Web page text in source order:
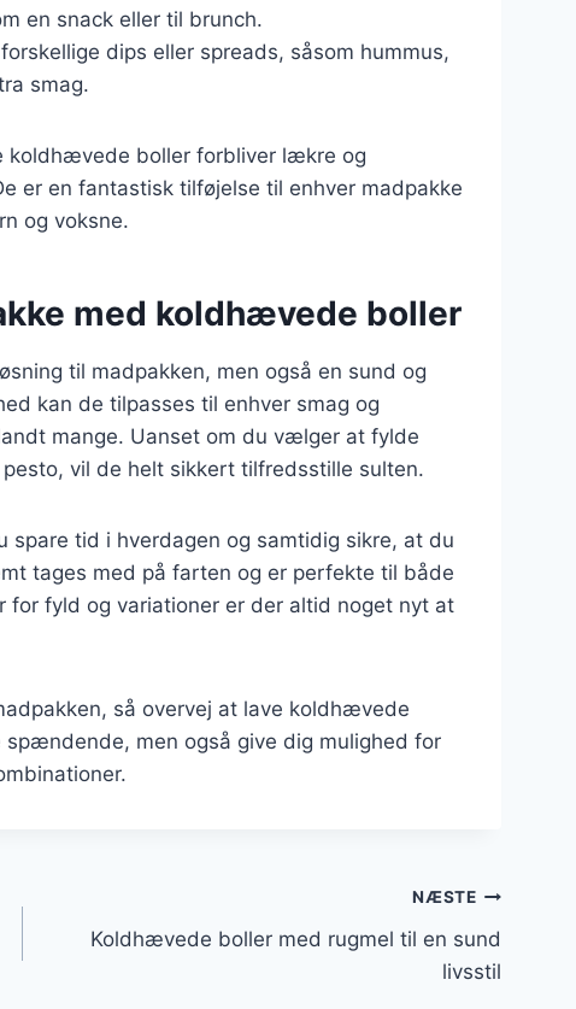
en snack eller til brunch.
dips eller spreads, såsom hummus,
smag.
koldhævede boller forbliver lækre og
er en fantastisk tilføjelse til enhver madpakke
og voksne.
med koldhævede boller
til madpakken, men også en sund og
kan de tilpasses til enhver smag og
mange. Uanset om du vælger at fylde
vil de helt sikkert tilfredsstille sulten.
tid i hverdagen og samtidig sikre, at du
tages med på farten og er perfekte til både
for fyld og variationer er der altid noget nyt at
så overvej at lave koldhævede
men også give dig mulighed for
NÆSTE
Koldhævede boller med rugmel til en sund
livsstil